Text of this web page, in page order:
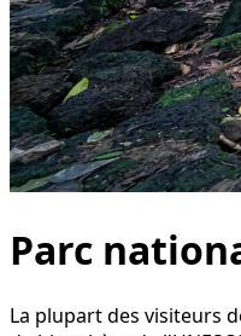
Parc
La plupart des visiteurs